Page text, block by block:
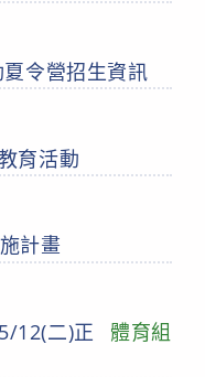
令營招生資訊
育活動
計畫
體育組
12(二)正